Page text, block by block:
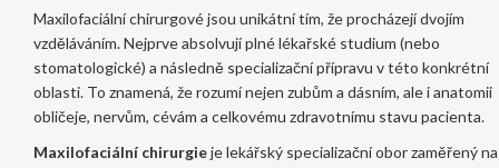
Maxilofaciální chirurgové jsou unikátní tím, že procházejí dvojím
vzděláváním. Nejprve absolvují plné lékařské studium (nebo
stomatologické) a následně specializační přípravu v této konkrétní
oblasti. To znamená, že rozumí nejen zubům a dásním, ale i anatomii
obličeje, nervům, cévám a celkovému zdravotnímu stavu pacienta.
Maxilofaciální chirurgiejelekářský specializační obor zaměřený na